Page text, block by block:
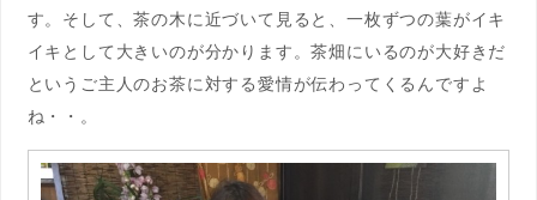
す。そして、茶の木に近づいて見ると、一枚ずつの葉がイキ
イキとして大きいのが分かります。茶畑にいるのが大好きだ
というご主人のお茶に対する愛情が伝わってくるんですよ
ね・・。